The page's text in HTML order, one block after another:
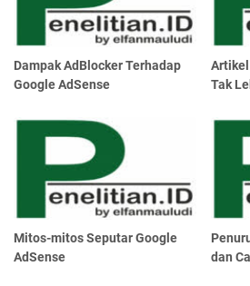
Dampak AdBlocker Terhadap
Google AdSense
Artikel
Tak
Mitos-mitos Seputar Google
AdSense
dan